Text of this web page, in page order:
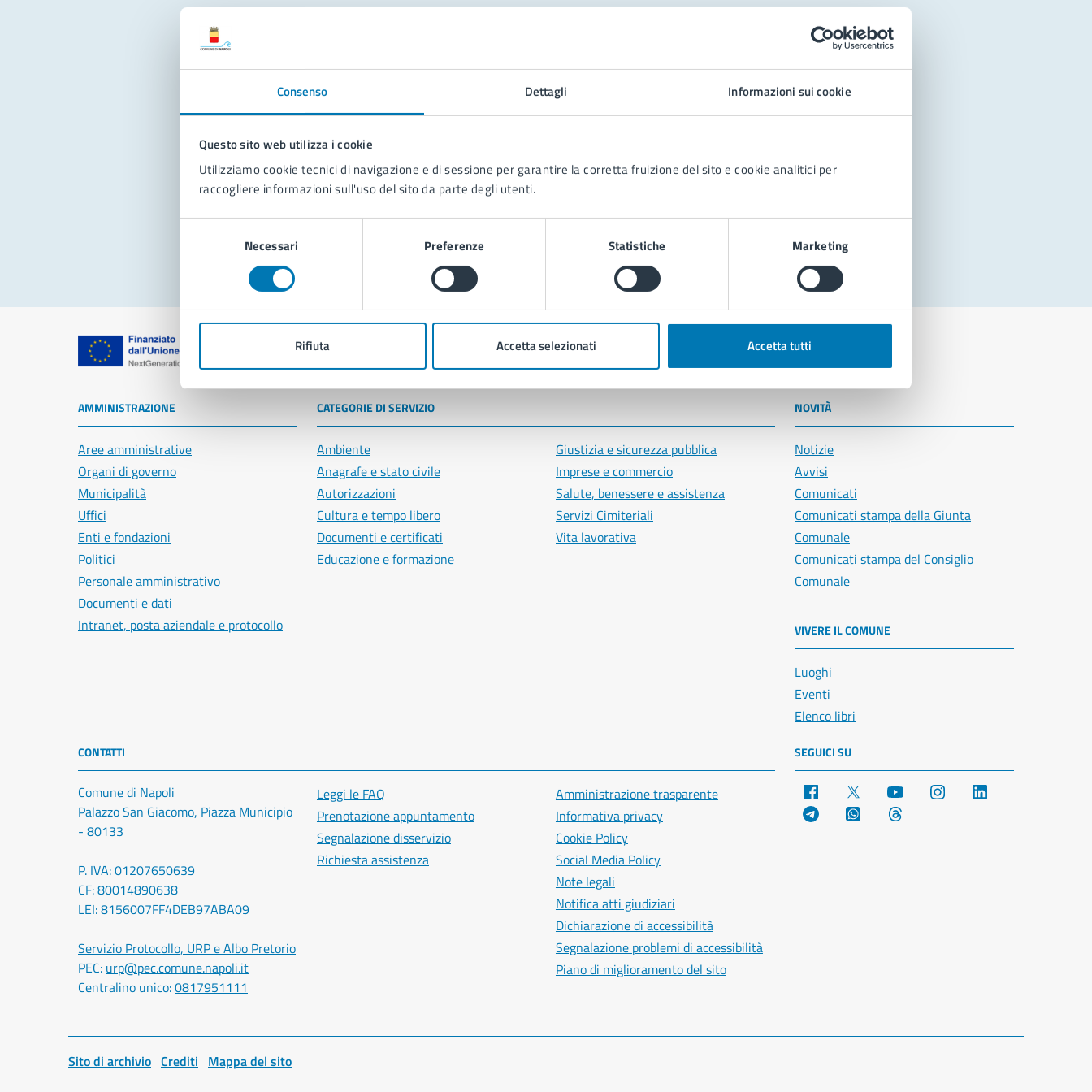
Consenso Dettagli Informazioni sui cookie
Questo sito web utilizza i cookie
Utilizziamo cookie tecnici di navigazione e di sessione per garantire la corretta fruizione del sito e cookie analitici per
raccogliere informazioni sull'uso del sito da parte degli utenti.
Necessari Preferenze Statistiche Marketing
Rifiuta Accetta selezionati Accetta tutti
Problemi in città
Segnala disservizio
Comune di Napoli
AMMINISTRAZIONE
Aree amministrative
Organi di governo
Municipalità
Uffici
Enti e fondazioni
Politici
Personale amministrativo
Documenti e dati
Intranet, posta aziendale e protocollo
CATEGORIE DI SERVIZIO
Ambiente
Anagrafe e stato civile
Autorizzazioni
Cultura e tempo libero
Documenti e certificati
Educazione e formazione
Giustizia e sicurezza pubblica
Imprese e commercio
Salute, benessere e assistenza
Servizi Cimiteriali
Vita lavorativa
NOVITÀ
Notizie
Avvisi
Comunicati
Comunicati stampa della Giunta
Comunale
Comunicati stampa del Consiglio
Comunale
VIVERE IL COMUNE
Luoghi
Eventi
Elenco libri
CONTATTI
Comune di Napoli
Palazzo San Giacomo, Piazza Municipio
- 80133
P. IVA: 01207650639
CF: 80014890638
LEI: 8156007FF4DEB97ABA09
Servizio Protocollo, URP e Albo Pretorio
PEC: urp@pec.comune.napoli.it
Centralino unico:0817951111
Leggi le FAQ
Prenotazione appuntamento
Segnalazione disservizio
Richiesta assistenza
Amministrazione trasparente
Informativa privacy
Cookie Policy
Social Media Policy
Note legali
Notifica atti giudiziari
Dichiarazione di accessibilità
Segnalazione problemi di accessibilità
Piano di miglioramento del sito
SEGUICI SU
Facebook YouTube Instagram
Telegram WhatsApp
Sito di archivio Crediti Mappa del sito